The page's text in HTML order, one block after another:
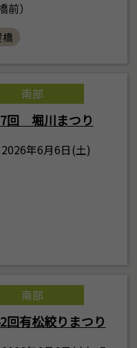
）
橋
南部
回 堀川まつり
2026年6月6日(土)
南部
回有松絞りまつり